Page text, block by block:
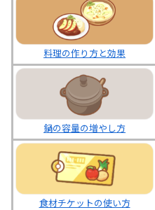
料理の作り方と効果
鍋の容量の増やし方
食材チケットの使い方